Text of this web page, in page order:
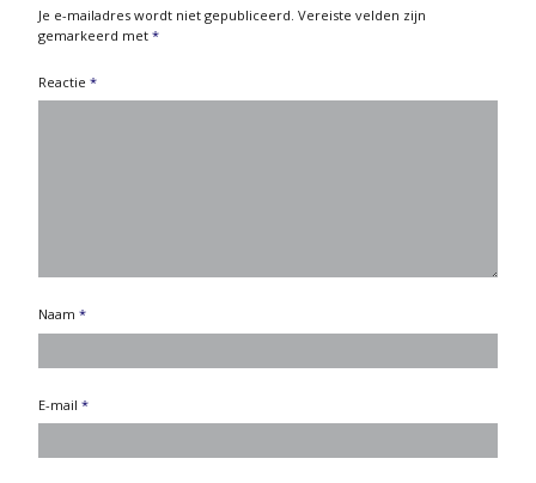
Je e-mailadres wordt niet gepubliceerd. Vereiste velden zijn
gemarkeerd met *
Reactie *
Naam *
E-mail *